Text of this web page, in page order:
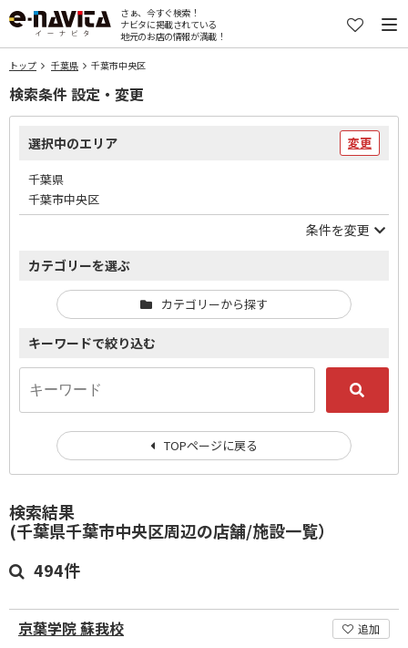
さぁ、今すぐ検索！
ナビタに掲載されている
地元のお店の情報が満載！
トップ 千葉県 千葉市中央区
検索結果
(千葉県千葉市中央区周辺の店舗/施設一覧）
494件
京葉学院 蘇我校 追加
検索条件 設定・変更
選択中のエリア 変更
千葉県
千葉市中央区
条件を変更
カテゴリーを選ぶ
カテゴリーから探す
キーワードで絞り込む
TOPページに戻る